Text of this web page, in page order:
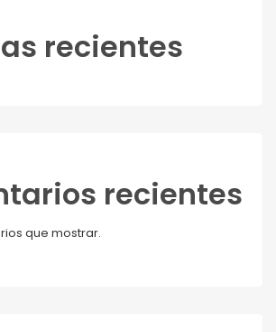
recientes
recientes
que mostrar.